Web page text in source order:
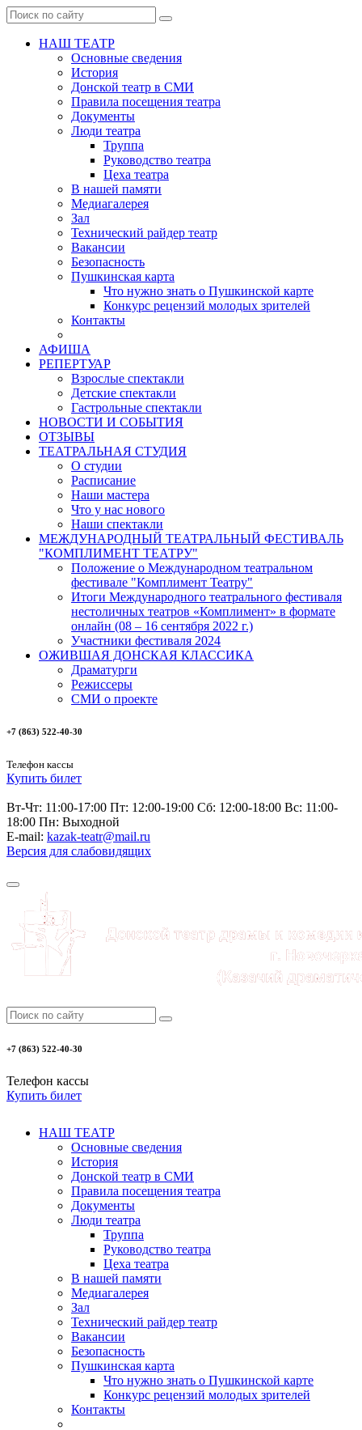
НАШ ТЕАТР
Основные сведения
История
Донской театр в СМИ
Правила посещения театра
Документы
Люди театра
Труппа
Руководство театра
Цеха театра
В нашей памяти
Медиагалерея
Зал
Технический райдер театр
Вакансии
Безопасность
Пушкинская карта
Что нужно знать о Пушкинской карте
Конкурс рецензий молодых зрителей
Контакты
АФИША
РЕПЕРТУАР
Взрослые спектакли
Детские спектакли
Гастрольные спектакли
НОВОСТИ И СОБЫТИЯ
ОТЗЫВЫ
ТЕАТРАЛЬНАЯ СТУДИЯ
О студии
Расписание
Наши мастера
Что у нас нового
Наши спектакли
МЕЖДУНАРОДНЫЙ ТЕАТРАЛЬНЫЙ ФЕСТИВАЛЬ
"КОМПЛИМЕНТ ТЕАТРУ"
Положение о Международном театральном
фестивале "Комплимент Театру"
Итоги Международного театрального фестиваля
нестоличных театров «Комплимент» в формате
онлайн (08 – 16 сентября 2022 г.)
Участники фестиваля 2024
ОЖИВШАЯ ДОНСКАЯ КЛАССИКА
Драматурги
Режиссеры
СМИ о проекте
+7 (863) 522-40-30
Телефон кассы
Купить билет
Вт-Чт: 11:00-17:00 Пт: 12:00-19:00 Сб: 12:00-18:00 Вс: 11:00-
18:00 Пн: Выходной
E-mail: kazak-teatr@mail.ru
Версия для слабовидящих
+7 (863) 522-40-30
Телефон кассы
Купить билет
НАШ ТЕАТР
Основные сведения
История
Донской театр в СМИ
Правила посещения театра
Документы
Люди театра
Труппа
Руководство театра
Цеха театра
В нашей памяти
Медиагалерея
Зал
Технический райдер театр
Вакансии
Безопасность
Пушкинская карта
Что нужно знать о Пушкинской карте
Конкурс рецензий молодых зрителей
Контакты